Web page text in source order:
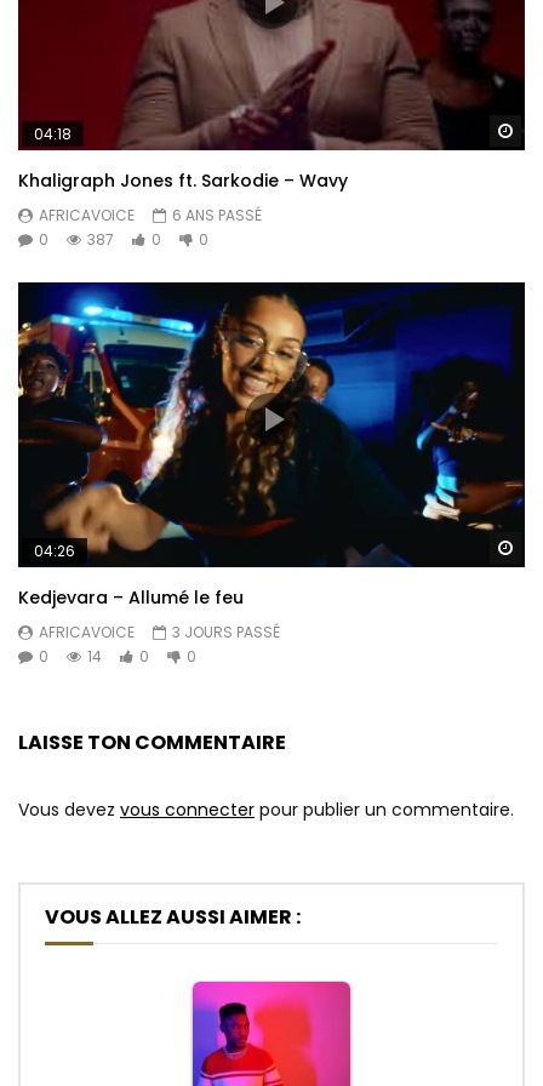
04:18
Khaligraph Jones ft. Sarkodie – Wavy
AFRICAVOICE
6 ANS PASSÉ
0
387 0 0
04:26
Kedjevara – Allumé le feu
AFRICAVOICE
3 JOURS PASSÉ
0
14 0 0
LAISSE TON COMMENTAIRE
Vous devez vous connecter pour publier un commentaire.
VOUS ALLEZ AUSSI AIMER :